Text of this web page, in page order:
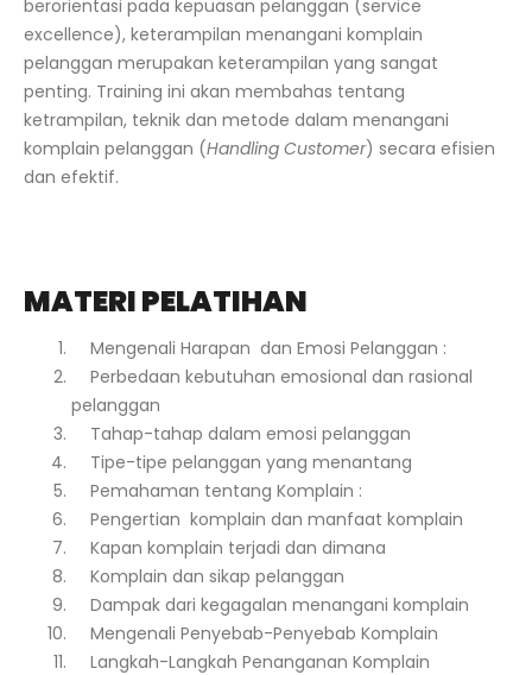
berorientasi pada kepuasan pelanggan (service
excellence), keterampilan menangani komplain
pelanggan merupakan keterampilan yang sangat
penting. Training ini akan membahas tentang
ketrampilan, teknik dan metode dalam menangani
komplain pelanggan (Handling Customer) secara efisien
dan efektif.
MATERI PELATIHAN
Mengenali Harapan dan Emosi Pelanggan :
Perbedaan kebutuhan emosional dan rasional
pelanggan
Tahap-tahap dalam emosi pelanggan
Tipe-tipe pelanggan yang menantang
Pemahaman tentang Komplain :
Pengertian komplain dan manfaat komplain
Kapan komplain terjadi dan dimana
Komplain dan sikap pelanggan
Dampak dari kegagalan menangani komplain
Mengenali Penyebab-Penyebab Komplain
Langkah-Langkah Penanganan Komplain